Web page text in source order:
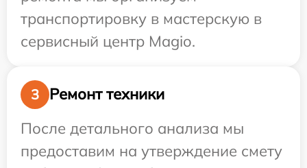
транспортировку в мастерскую в
сервисный центр Magio.
3
Ремонт техники
После детального анализа мы
предоставим на утверждение смету